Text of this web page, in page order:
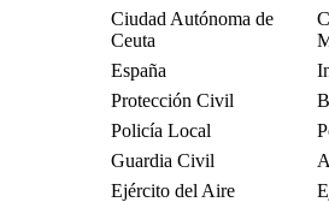
Ciudad Autónoma de
Ceuta
España
Protección Civil
Policía Local
Guardia Civil
Ejército del Aire